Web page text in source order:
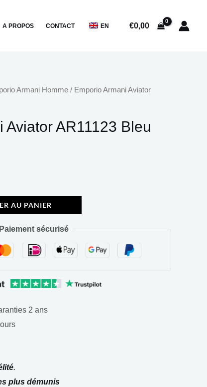
A PROPOS CONTACT EN €0,00
Armani Homme / Emporio Armani Aviator
Aviator AR11123 Bleu
AU PANIER
Paiement sécurisé
2 ans
.
plus démunis
Aviator